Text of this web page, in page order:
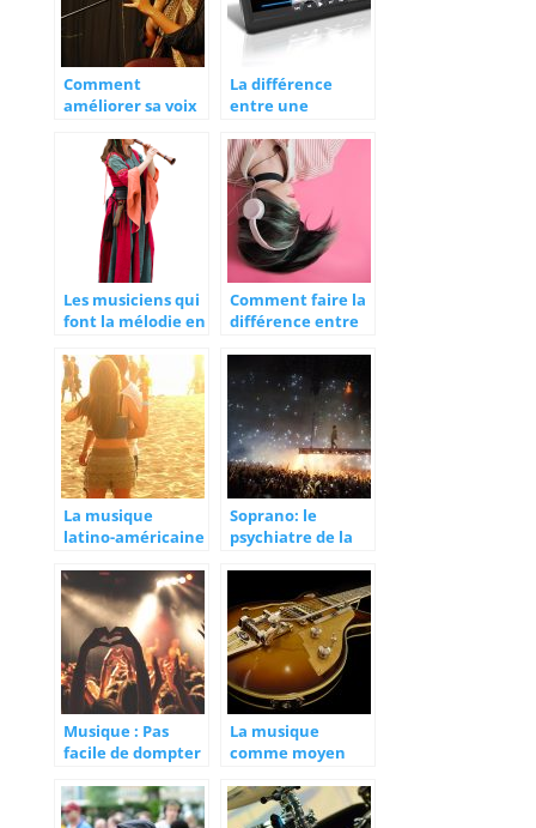
Comment
améliorer sa voix
chanteur?
La différence
entre une
vidéo
Les musiciens qui
font la mélodie en
bouche
Comment faire la
différence entre
musique élitiste ?
La musique
latino-américaine
américain du
nord
Soprano: le
psychiatre de la
Musique : Pas
facile de dompter
La musique
comme moyen
personnalité et
des problèmes